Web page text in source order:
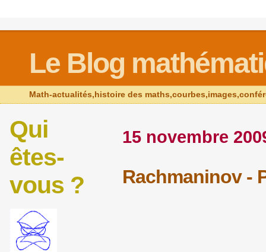
Le Blog
Math-actualités,histoire des
15 novembre
Rachmaninov -
Qui
êtes-
vous ?